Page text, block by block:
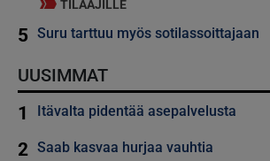
TILAAJILLE
5 Suru tarttuu myös sotilassoittajaan
UUSIMMAT
1 Itävalta pidentää asepalvelusta
2 Saab kasvaa hurjaa vauhtia